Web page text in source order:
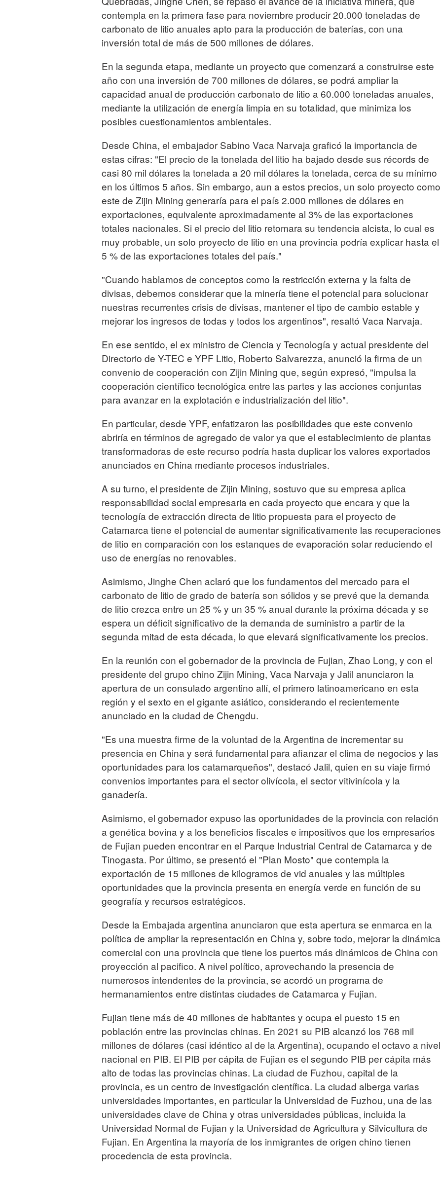
contempla en la primera fase para noviembre producir 20.000 toneladas de
carbonato de litio anuales apto para la producción de baterías, con una
inversión total de más de 500 millones de dólares.
En la segunda etapa, mediante un proyecto que comenzará a construirse este
año con una inversión de 700 millones de dólares, se podrá ampliar la
capacidad anual de producción carbonato de litio a 60.000 toneladas anuales,
mediante la utilización de energía limpia en su totalidad, que minimiza los
posibles cuestionamientos ambientales.
Desde China, el embajador Sabino Vaca Narvaja graficó la importancia de
estas cifras: "El precio de la tonelada del litio ha bajado desde sus récords de
casi 80 mil dólares la tonelada a 20 mil dólares la tonelada, cerca de su mínimo
en los últimos 5 años. Sin embargo, aun a estos precios, un solo proyecto como
este de Zijin Mining generaría para el país 2.000 millones de dólares en
exportaciones, equivalente aproximadamente al 3% de las exportaciones
totales nacionales. Si el precio del litio retomara su tendencia alcista, lo cual es
muy probable, un solo proyecto de litio en una provincia podría explicar hasta el
5 % de las exportaciones totales del país."
"Cuando hablamos de conceptos como la restricción externa y la falta de
divisas, debemos considerar que la minería tiene el potencial para solucionar
nuestras recurrentes crisis de divisas, mantener el tipo de cambio estable y
mejorar los ingresos de todas y todos los argentinos", resaltó Vaca Narvaja.
En ese sentido, el ex ministro de Ciencia y Tecnología y actual presidente del
Directorio de Y-TEC e YPF Litio, Roberto Salvarezza, anunció la firma de un
convenio de cooperación con Zijin Mining que, según expresó, "impulsa la
cooperación científico tecnológica entre las partes y las acciones conjuntas
para avanzar en la explotación e industrialización del litio".
En particular, desde YPF, enfatizaron las posibilidades que este convenio
abriría en términos de agregado de valor ya que el establecimiento de plantas
transformadoras de este recurso podría hasta duplicar los valores exportados
anunciados en China mediante procesos industriales.
A su turno, el presidente de Zijin Mining, sostuvo que su empresa aplica
responsabilidad social empresaria en cada proyecto que encara y que la
tecnología de extracción directa de litio propuesta para el proyecto de
Catamarca tiene el potencial de aumentar significativamente las recuperaciones
de litio en comparación con los estanques de evaporación solar reduciendo el
uso de energías no renovables.
Asimismo, Jinghe Chen aclaró que los fundamentos del mercado para el
carbonato de litio de grado de batería son sólidos y se prevé que la demanda
de litio crezca entre un 25 % y un 35 % anual durante la próxima década y se
espera un déficit significativo de la demanda de suministro a partir de la
segunda mitad de esta década, lo que elevará significativamente los precios.
En la reunión con el gobernador de la provincia de Fujian, Zhao Long, y con el
presidente del grupo chino Zijin Mining, Vaca Narvaja y Jalil anunciaron la
apertura de un consulado argentino allí, el primero latinoamericano en esta
región y el sexto en el gigante asiático, considerando el recientemente
anunciado en la ciudad de Chengdu.
"Es una muestra firme de la voluntad de la Argentina de incrementar su
presencia en China y será fundamental para afianzar el clima de negocios y las
oportunidades para los catamarqueños", destacó Jalil, quien en su viaje firmó
convenios importantes para el sector olivícola, el sector vitivinícola y la
ganadería.
Asimismo, el gobernador expuso las oportunidades de la provincia con relación
a genética bovina y a los beneficios fiscales e impositivos que los empresarios
de Fujian pueden encontrar en el Parque Industrial Central de Catamarca y de
Tinogasta. Por último, se presentó el "Plan Mosto" que contempla la
exportación de 15 millones de kilogramos de vid anuales y las múltiples
oportunidades que la provincia presenta en energía verde en función de su
geografía y recursos estratégicos.
Desde la Embajada argentina anunciaron que esta apertura se enmarca en la
política de ampliar la representación en China y, sobre todo, mejorar la dinámica
comercial con una provincia que tiene los puertos más dinámicos de China con
proyección al pacifico. A nivel político, aprovechando la presencia de
numerosos intendentes de la provincia, se acordó un programa de
hermanamientos entre distintas ciudades de Catamarca y Fujian.
Fujian tiene más de 40 millones de habitantes y ocupa el puesto 15 en
población entre las provincias chinas. En 2021 su PIB alcanzó los 768 mil
millones de dólares (casi idéntico al de la Argentina), ocupando el octavo a nivel
nacional en PIB. El PIB per cápita de Fujian es el segundo PIB per cápita más
alto de todas las provincias chinas. La ciudad de Fuzhou, capital de la
provincia, es un centro de investigación científica. La ciudad alberga varias
universidades importantes, en particular la Universidad de Fuzhou, una de las
universidades clave de China y otras universidades públicas, incluida la
Universidad Normal de Fujian y la Universidad de Agricultura y Silvicultura de
Fujian. En Argentina la mayoría de los inmigrantes de origen chino tienen
procedencia de esta provincia.